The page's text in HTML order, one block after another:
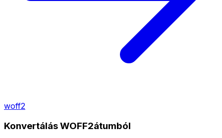
woff2
Konvertálás WOFF2átumból